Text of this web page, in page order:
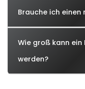
Brauche ich einen
Wie groß kann
werden?